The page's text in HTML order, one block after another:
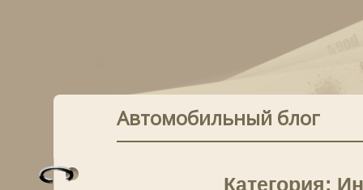
Автомобильный блог
Категория: